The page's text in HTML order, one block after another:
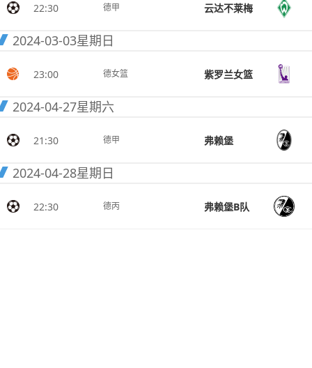
22:30 德甲 云达不莱梅
2024-03-03星期日
23:00 德女篮 紫罗兰女篮
2024-04-27星期六
21:30 德甲 弗赖堡
2024-04-28星期日
22:30 德丙 弗赖堡B队